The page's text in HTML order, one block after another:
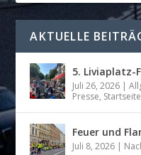
AKTUELLE
5. Liviaplatz-
Juli 26, 2026 |
Presse, Startseite
Feuer und
Juli 8, 2026 |